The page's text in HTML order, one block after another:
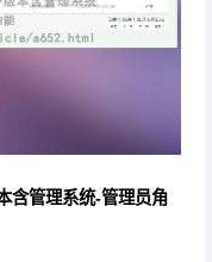
含管理系统-管理员角